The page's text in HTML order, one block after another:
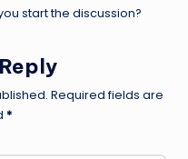
start the discussion?
Required fields are
*